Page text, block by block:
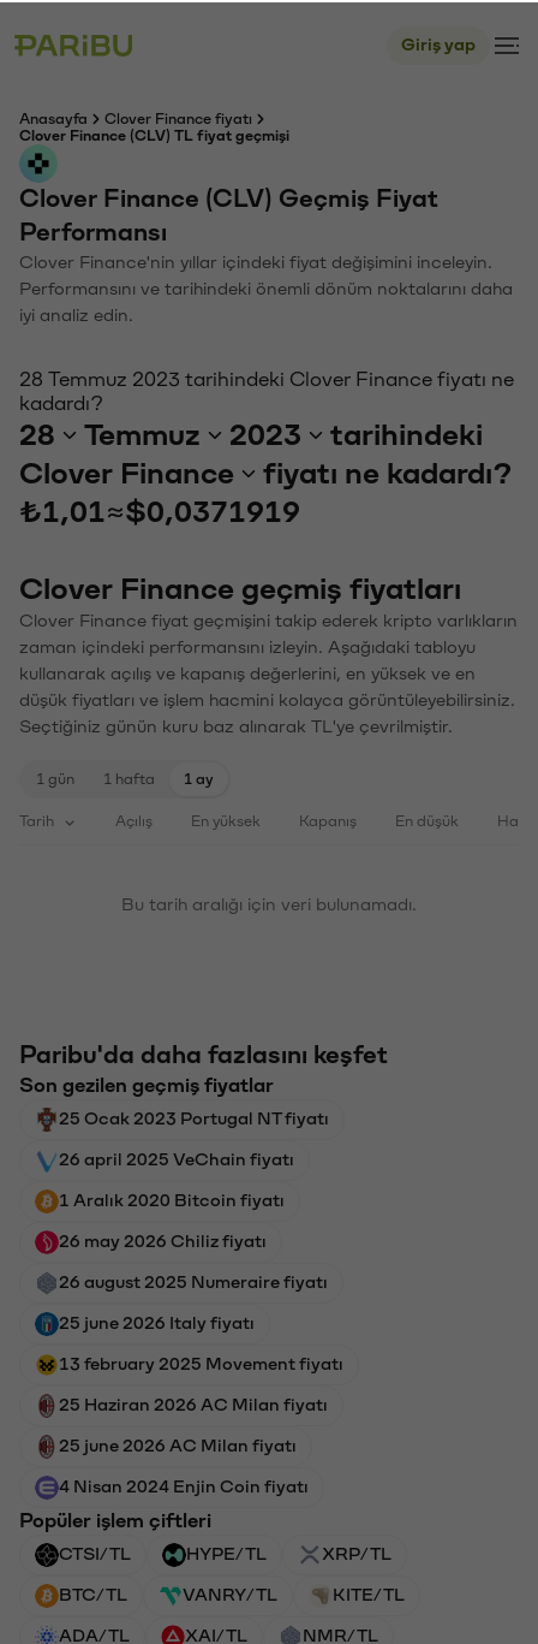
Giriş yap
Anasayfa
Clover Finance fiyatı
Clover Finance (CLV) TL fiyat geçmişi
Clover Finance (CLV) Geçmiş Fiyat
Performansı
Clover Finance'nin yıllar içindeki fiyat değişimini inceleyin.
Performansını ve tarihindeki önemli dönüm noktalarını daha
iyi analiz edin.
28 Temmuz 2023 tarihindeki Clover Finance fiyatı ne
kadardı?
28 Temmuz 2023
tarihindeki
Clover Finance
fiyatı ne kadardı?
₺1,01 ≈$0,0371919
Clover Finance geçmiş fiyatları
Clover Finance fiyat geçmişini takip ederek kripto varlıkların
zaman içindeki performansını izleyin. Aşağıdaki tabloyu
kullanarak açılış ve kapanış değerlerini, en yüksek ve en
düşük fiyatları ve işlem hacmini kolayca görüntüleyebilirsiniz.
Seçtiğiniz günün kuru baz alınarak TL'ye çevrilmiştir.
1 gün 1 hafta 1 ay
Tarih Açılış En yüksek Kapanış En düşük
Bu tarih aralığı için veri bulunamadı.
Paribu'da daha fazlasını keşfet
Son gezilen geçmiş fiyatlar
25 Ocak 2023 Portugal NT fiyatı
26 april 2025 VeChain fiyatı
1 Aralık 2020 Bitcoin fiyatı
26 may 2026 Chiliz fiyatı
26 august 2025 Numeraire fiyatı
25 june 2026 Italy fiyatı
13 february 2025 Movement fiyatı
25 Haziran 2026 AC Milan fiyatı
25 june 2026 AC Milan fiyatı
4 Nisan 2024 Enjin Coin fiyatı
Popüler işlem çiftleri
CTSI/TL HYPE/TL XRP/TL
BTC/TL VANRY/TL KITE/TL
ADA/TL XAI/TL NMR/TL